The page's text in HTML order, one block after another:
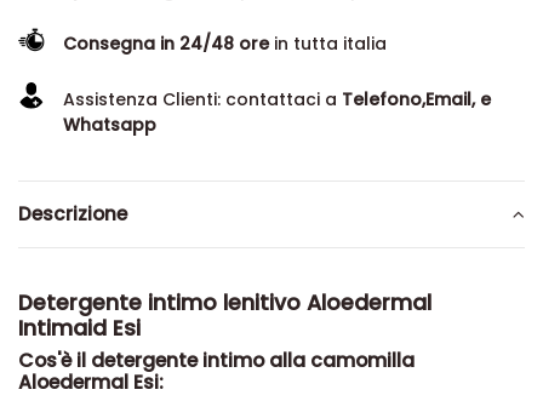
Consegna in 24/48 orein tutta italia
Assistenza Clienti: contattaci a Telefono,Email, e
Whatsapp
Descrizione
Detergente intimo lenitivo Aloedermal
Intimaid Esi
Cos'è il detergente intimo alla camomilla
Aloedermal Esi: